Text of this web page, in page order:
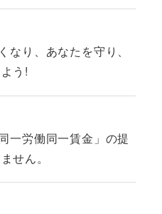
り、あなたを守り、
う!
労働同一賃金」の提
ません。